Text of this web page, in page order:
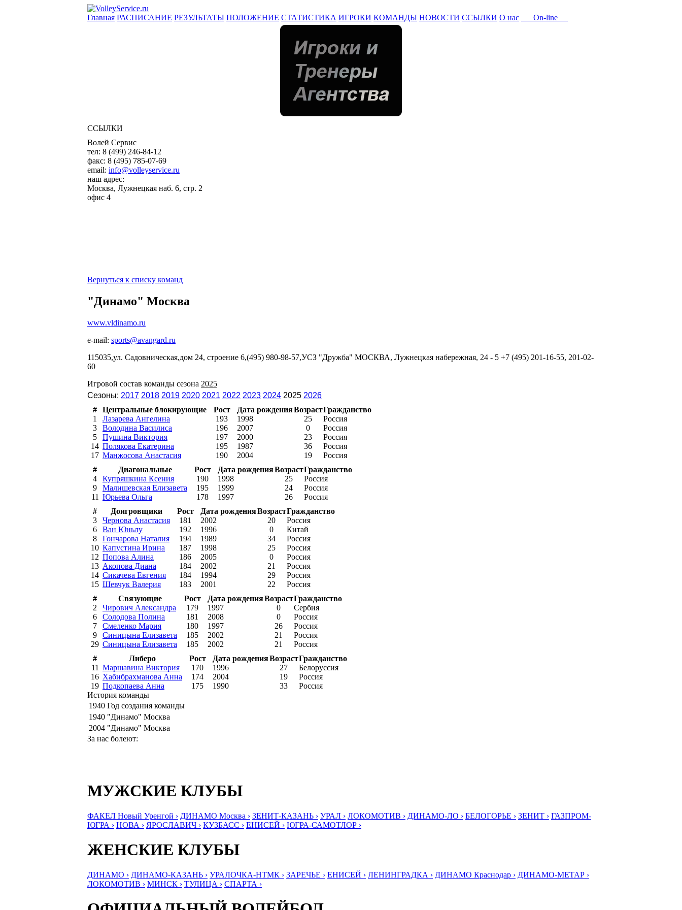
Главная РАСПИСАНИЕ РЕЗУЛЬТАТЫ ПОЛОЖЕНИЕ СТАТИСТИКА ИГРОКИ КОМАНДЫ НОВОСТИ ССЫЛКИ О нас On-line
ССЫЛКИ
Волей Сервис
тел: 8 (499) 246-84-12
факс: 8 (495) 785-07-69
email: info@volleyservice.ru
наш адрес:
Москва, Лужнецкая наб. 6, стр. 2
офис 4
Вернуться к списку команд
"Динамо" Москва
www.vldinamo.ru
e-mail: sports@avangard.ru
115035,ул. Садовническая,дом 24, строение 6,(495) 980-98-57,УСЗ "Дружба" МОСКВА, Лужнецкая набережная, 24 - 5 +7 (495) 201-16-55, 201-02-
60
Игровой состав команды сезона 2025
Сезоны: 2017 2018 2019 2020 2021 2022 2023 2024 2025 2026
#
Центральные блокирующие Рост Дата рожденияВозрастГражданство
1
Лазарева Ангелина 193 1998 25
Россия
3
Володина Василиса 196 2007 0
Россия
5
Пушина Виктория 197 2000 23
Россия
14 Полякова Екатерина 195 1987 36
Россия
17 Манжосова Анастасия 190 2004 19
Россия
#
Диагональные Рост Дата рожденияВозрастГражданство
4
Купряшкина Ксения 190 1998 25
Россия
9
Малишевская Елизавета 195 1999 24
Россия
11 Юрьева Ольга 178 1997 26
Россия
#
Доигровщики Рост Дата рожденияВозрастГражданство
3
Чернова Анастасия 181 2002 20
Россия
6
Ван Юньлу 192 1996 0
Китай
8
Гончарова Наталия 194 1989 34
Россия
10 Капустина Ирина 187 1998 25
Россия
12 Попова Алина 186 2005 0
Россия
13 Акопова Диана 184 2002 21
Россия
14 Сикачева Евгения 184 1994 29
Россия
15 Шевчук Валерия 183 2001 22
Россия
#
Связующие Рост Дата рожденияВозрастГражданство
2
Чирович Александра 179 1997 0
Сербия
6
Солодова Полина 181 2008 0
Россия
7
Смеленко Мария 180 1997 26
Россия
9
Синицына Елизавета 185 2002 21
Россия
29 Синицына Елизавета 185 2002 21
Россия
#
Либеро Рост Дата рожденияВозрастГражданство
11 Маршавина Виктория 170 1996 27
Белоруссия
16 Хабибрахманова Анна 174 2004 19
Россия
19 Подкопаева Анна 175 1990 33
Россия
История команды
1940 Год создания команды
1940 "Динамо" Москва
2004 "Динамо" Москва
За нас болеют:
МУЖСКИЕ КЛУБЫ
ФАКЕЛ Новый Уренгой › ДИНАМО Москва › ЗЕНИТ-КАЗАНЬ › УРАЛ › ЛОКОМОТИВ › ДИНАМО-ЛО › БЕЛОГОРЬЕ › ЗЕНИТ › ГАЗПРОМ-
ЮГРА › НОВА › ЯРОСЛАВИЧ › КУЗБАСС › ЕНИСЕЙ › ЮГРА-САМОТЛОР ›
ЖЕНСКИЕ КЛУБЫ
ДИНАМО › ДИНАМО-КАЗАНЬ › УРАЛОЧКА-НТМК › ЗАРЕЧЬЕ › ЕНИСЕЙ › ЛЕНИНГРАДКА › ДИНАМО Краснодар › ДИНАМО-МЕТАР ›
ЛОКОМОТИВ › МИНСК › ТУЛИЦА › СПАРТА ›